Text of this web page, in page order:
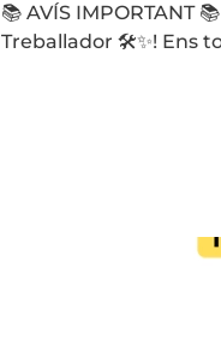
📚 AVÍS IMPORTANT
Treballador 🛠️✨! Ens